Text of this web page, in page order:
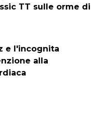
TT sulle orme di
e l'incognita
alla